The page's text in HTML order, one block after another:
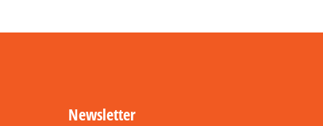
Newsletter